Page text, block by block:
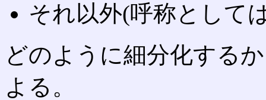
それ以外(呼称として
どのように細分化する
よる。